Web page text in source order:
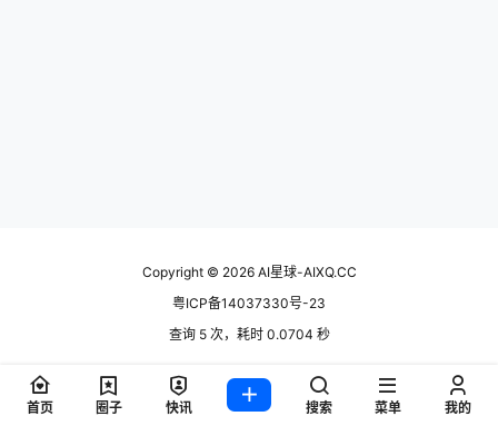
Copyright © 2026AI星球-AIXQ.CC
粤ICP备14037330号-23
查询 5 次，耗时 0.0704 秒
首页 圈子 快讯 搜索 菜单 我的